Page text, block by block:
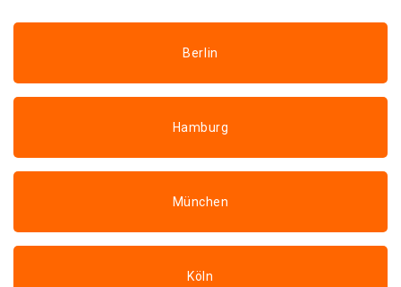
Berlin
Hamburg
München
Köln